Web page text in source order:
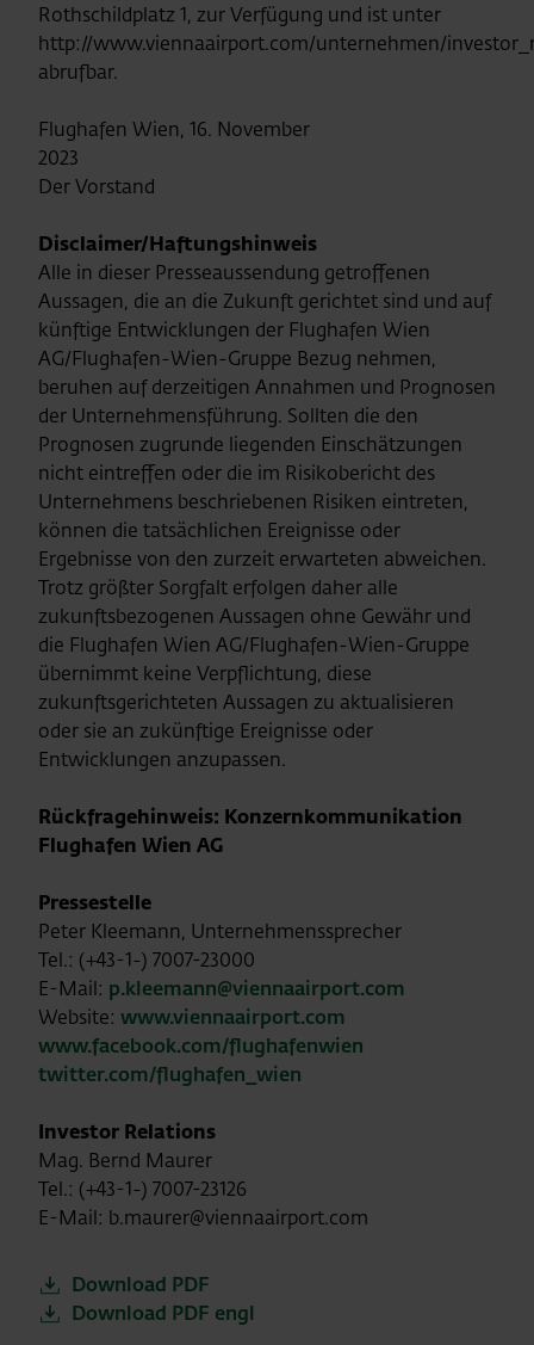
Rothschildplatz 1, zur Verfügung und ist unter
http://www.viennaairport.com/unternehmen/
abrufbar.
Flughafen Wien, 16. November
Der Vorstand
Disclaimer/Haftungshinweis
Alle in dieser Presseaussendung getroffenen
Aussagen, die an die Zukunft gerichtet sind und auf
künftige Entwicklungen der Flughafen Wien
AG/Flughafen-Wien-Gruppe Bezug nehmen,
beruhen auf derzeitigen Annahmen und Prognosen
der Unternehmensführung. Sollten die den
Prognosen zugrunde liegenden Einschätzungen
nicht eintreffen oder die im Risikobericht des
Unternehmens beschriebenen Risiken eintreten,
können die tatsächlichen Ereignisse oder
Ergebnisse von den zurzeit erwarteten abweichen.
Trotz größter Sorgfalt erfolgen daher alle
zukunftsbezogenen Aussagen ohne Gewähr und
die Flughafen Wien AG/Flughafen-Wien-Gruppe
übernimmt keine Verpflichtung, diese
zukunftsgerichteten Aussagen zu aktualisieren
oder sie an zukünftige Ereignisse oder
Entwicklungen anzupassen.
Rückfragehinweis: Konzernkommunikation
Flughafen Wien AG
Pressestelle
Peter Kleemann, Unternehmenssprecher
Tel.: (+43-1-) 7007-23000
E-Mail: p.kleemann@viennaairport.com
Website: www.viennaairport.com
www.facebook.com/flughafenwien
twitter.com/flughafen_wien
Investor Relations
Mag. Bernd Maurer
Tel.: (+43-1-) 7007-23126
E-Mail: b.maurer@viennaairport.com
Download PDF
Download PDF engl